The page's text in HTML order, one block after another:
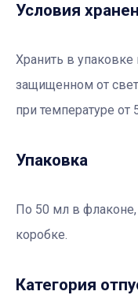
Условия
Хранить в упаковке
защищенном от
при температуре от
Упаковка
По 50 мл в флаконе,
коробке.
Категория